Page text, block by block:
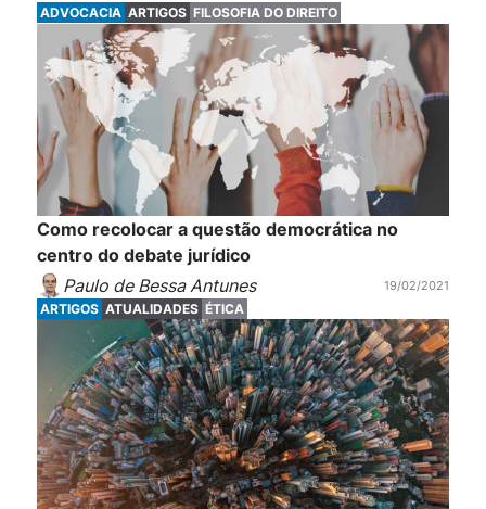
ADVOCACIA ARTIGOS FILOSOFIA DO DIREITO
Como recolocar a questão democrática no
centro do debate jurídico
Paulo de Bessa Antunes
19/02/2021
ARTIGOS ATUALIDADES ÉTICA